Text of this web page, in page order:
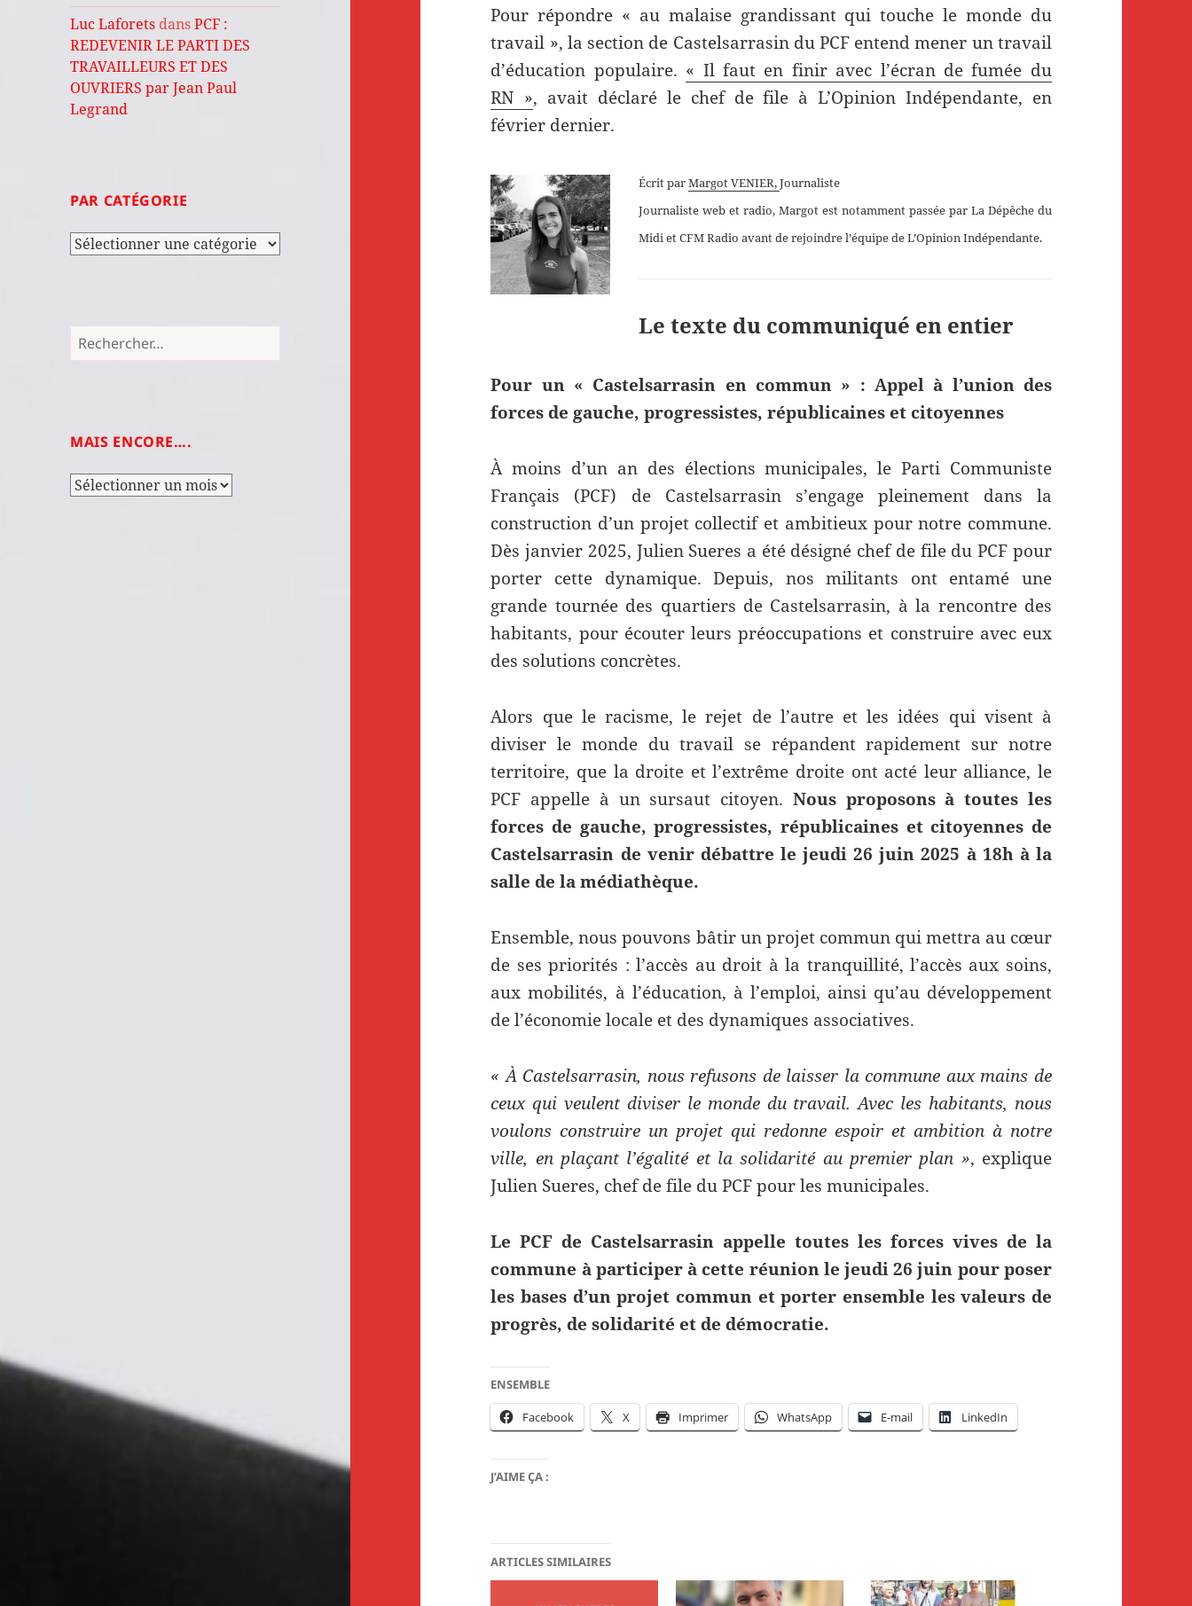
Luc Laforets dansPCF :
REDEVENIR LE PARTI DES
TRAVAILLEURS ET DES
OUVRIERS par Jean Paul
Legrand
PAR CATÉGORIE
Par
Rechercher :
MAIS ENCORE….
Mais
Pour répondre « au malaise grandissant qui touche le monde du
travail », la section de Castelsarrasin du PCF entend mener un travail
d’éducation populaire. « Il faut en finir avec l’écran de fumée du
RN », avait déclaré le chef de file à L’Opinion Indépendante, en
février dernier.
Écrit parMargot VENIER,Journaliste
Journaliste web et radio, Margot est notamment passée par La Dépêche du
Midi et CFM Radio avant de rejoindre l’équipe de L’Opinion Indépendante.
Le texte du communiqué en entier
Pour un « Castelsarrasin en commun » : Appel à l’union des
forces de gauche, progressistes, républicaines et citoyennes
À moins d’un an des élections municipales, le Parti Communiste
Français (PCF) de Castelsarrasin s’engage pleinement dans la
construction d’un projet collectif et ambitieux pour notre commune.
Dès janvier 2025, Julien Sueres a été désigné chef de file du PCF pour
porter cette dynamique. Depuis, nos militants ont entamé une
grande tournée des quartiers de Castelsarrasin, à la rencontre des
habitants, pour écouter leurs préoccupations et construire avec eux
des solutions concrètes.
Alors que le racisme, le rejet de l’autre et les idées qui visent à
diviser le monde du travail se répandent rapidement sur notre
territoire, que la droite et l’extrême droite ont acté leur alliance, le
PCF appelle à un sursaut citoyen. Nous proposons à toutes les
forces de gauche, progressistes, républicaines et citoyennes de
Castelsarrasin de venir débattre le jeudi 26 juin 2025 à 18h à la
salle de la médiathèque.
Ensemble, nous pouvons bâtir un projet commun qui mettra au cœur
de ses priorités : l’accès au droit à la tranquillité, l’accès aux soins,
aux mobilités, à l’éducation, à l’emploi, ainsi qu’au développement
de l’économie locale et des dynamiques associatives.
« À Castelsarrasin, nous refusons de laisser la commune aux mains de
ceux qui veulent diviser le monde du travail. Avec les habitants, nous
voulons construire un projet qui redonne espoir et ambition à notre
ville, en plaçant l’égalité et la solidarité au premier plan », explique
Julien Sueres, chef de file du PCF pour les municipales.
Le PCF de Castelsarrasin appelle toutes les forces vives de la
commune à participer à cette réunion le jeudi 26 juin pour poser
les bases d’un projet commun et porter ensemble les valeurs de
progrès, de solidarité et de démocratie.
ENSEMBLE
Facebook X Imprimer WhatsApp E-mail LinkedIn
J’AIME ÇA :
ARTICLES SIMILAIRES